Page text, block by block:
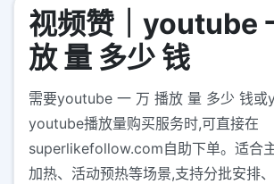
视频赞｜youtube
放 量 多少 钱
需要youtube 一 万 播放 量 多少 钱或
youtube播放量购买服务时,可直接在
superlikefollow.com自助下单。适合
加热、活动预热等场景,支持分批安排